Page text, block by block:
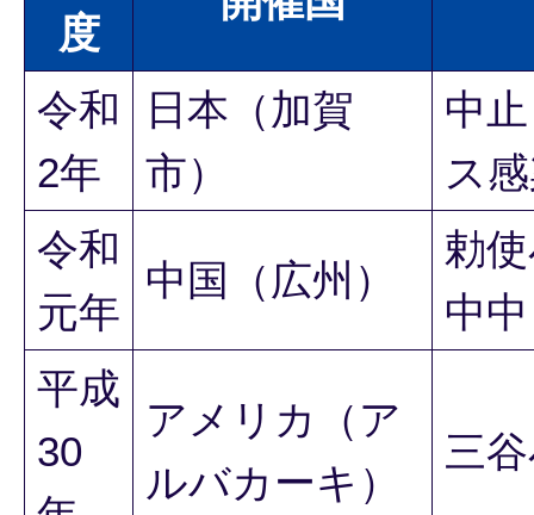
度
令和
2年
日本（加賀
市）
中
ス
令和
元年
中国（広州）
勅
中中
平成
30
アメリカ（ア
ルバカーキ）
三